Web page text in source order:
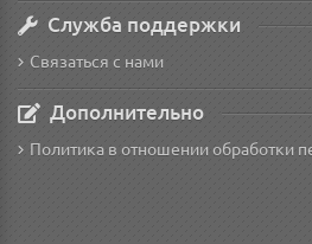
Служба поддержки
Связаться с нами
Дополнительно
Политика в отношении обработки